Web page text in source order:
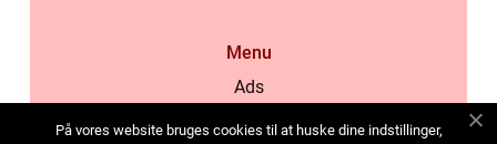
Menu
Ads
På vores website bruges cookies til at huske dine indstillinger,